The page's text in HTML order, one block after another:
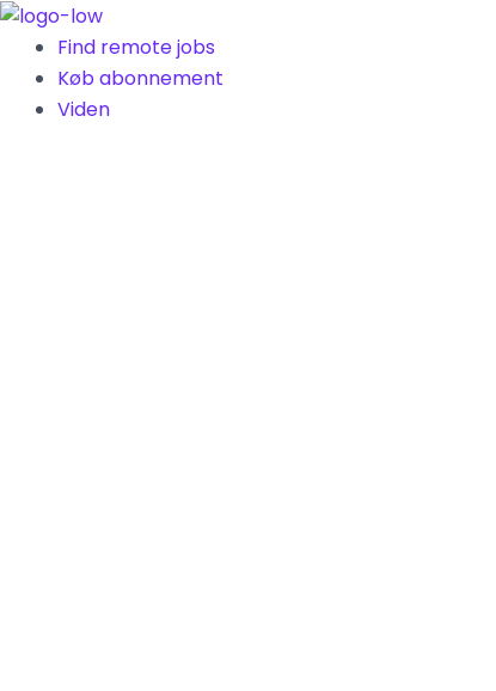
Gå
indholdet
Find remote jobs
Køb abonnement
Viden